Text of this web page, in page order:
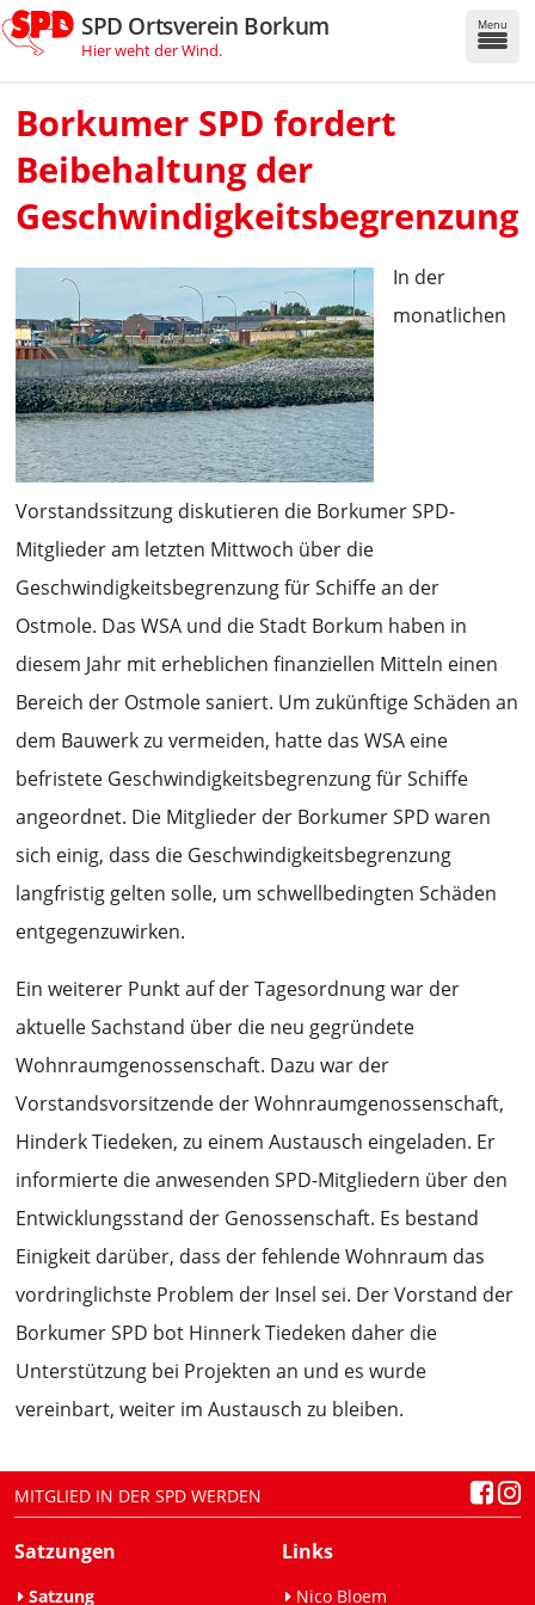
SPD Ortsverein Borkum
Hier weht der Wind.
Borkumer SPD fordert
Beibehaltung der
Geschwindigkeitsbegrenzung
In der
monatlichen
Vorstandssitzung diskutieren die Borkumer SPD-
Mitglieder am letzten Mittwoch über die
Geschwindigkeitsbegrenzung für Schiffe an der
Ostmole. Das WSA und die Stadt Borkum haben in
diesem Jahr mit erheblichen finanziellen Mitteln einen
Bereich der Ostmole saniert. Um zukünftige Schäden an
dem Bauwerk zu vermeiden, hatte das WSA eine
befristete Geschwindigkeitsbegrenzung für Schiffe
angeordnet. Die Mitglieder der Borkumer SPD waren
sich einig, dass die Geschwindigkeitsbegrenzung
langfristig gelten solle, um schwellbedingten Schäden
entgegenzuwirken.
Ein weiterer Punkt auf der Tagesordnung war der
aktuelle Sachstand über die neu gegründete
Wohnraumgenossenschaft. Dazu war der
Vorstandsvorsitzende der Wohnraumgenossenschaft,
Hinderk Tiedeken, zu einem Austausch eingeladen. Er
informierte die anwesenden SPD-Mitgliedern über den
Entwicklungsstand der Genossenschaft. Es bestand
Einigkeit darüber, dass der fehlende Wohnraum das
vordringlichste Problem der Insel sei. Der Vorstand der
Borkumer SPD bot Hinnerk Tiedeken daher die
Unterstützung bei Projekten an und es wurde
vereinbart, weiter im Austausch zu bleiben.
MITGLIED IN DER SPD WERDEN
Satzungen
Satzung
Links
Nico Bloem
Menu